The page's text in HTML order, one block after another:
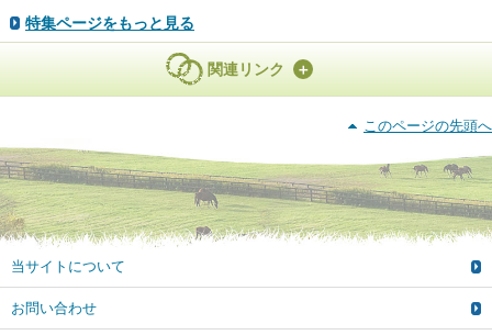
特集ページをもっと見る
関連リンク
このページの先頭へ
当サイトについて
お問い合わせ